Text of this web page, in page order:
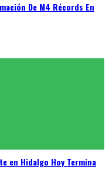
De M4 Récords En
en Hidalgo Hoy Termina